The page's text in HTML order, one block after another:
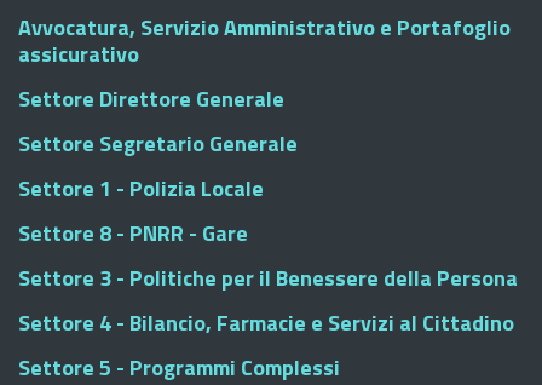
Avvocatura, Servizio Amministrativo e Portafoglio
assicurativo
Settore Direttore Generale
Settore Segretario Generale
Settore 1 - Polizia Locale
Settore 8 - PNRR - Gare
Settore 3 - Politiche per il Benessere della Persona
Settore 4 - Bilancio, Farmacie e Servizi al Cittadino
Settore 5 - Programmi Complessi